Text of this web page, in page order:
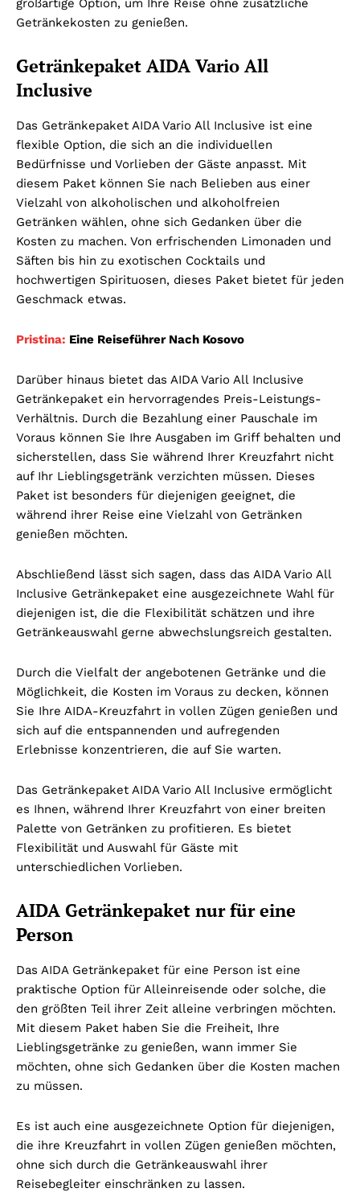
großartige Option, um Ihre Reise ohne zusätzliche
Getränkekosten zu genießen.
Getränkepaket AIDA Vario All
Inclusive
Das Getränkepaket AIDA Vario All Inclusive ist eine
flexible Option, die sich an die individuellen
Bedürfnisse und Vorlieben der Gäste anpasst. Mit
diesem Paket können Sie nach Belieben aus einer
Vielzahl von alkoholischen und alkoholfreien
Getränken wählen, ohne sich Gedanken über die
Kosten zu machen. Von erfrischenden Limonaden und
Säften bis hin zu exotischen Cocktails und
hochwertigen Spirituosen, dieses Paket bietet für jeden
Geschmack etwas.
Pristina: Eine Reiseführer Nach Kosovo
Darüber hinaus bietet das AIDA Vario All Inclusive
Getränkepaket ein hervorragendes Preis-Leistungs-
Verhältnis. Durch die Bezahlung einer Pauschale im
Voraus können Sie Ihre Ausgaben im Griff behalten und
sicherstellen, dass Sie während Ihrer Kreuzfahrt nicht
auf Ihr Lieblingsgetränk verzichten müssen. Dieses
Paket ist besonders für diejenigen geeignet, die
während ihrer Reise eine Vielzahl von Getränken
genießen möchten.
Abschließend lässt sich sagen, dass das AIDA Vario All
Inclusive Getränkepaket eine ausgezeichnete Wahl für
diejenigen ist, die die Flexibilität schätzen und ihre
Getränkeauswahl gerne abwechslungsreich gestalten.
Durch die Vielfalt der angebotenen Getränke und die
Möglichkeit, die Kosten im Voraus zu decken, können
Sie Ihre AIDA-Kreuzfahrt in vollen Zügen genießen und
sich auf die entspannenden und aufregenden
Erlebnisse konzentrieren, die auf Sie warten.
Das Getränkepaket AIDA Vario All Inclusive ermöglicht
es Ihnen, während Ihrer Kreuzfahrt von einer breiten
Palette von Getränken zu profitieren. Es bietet
Flexibilität und Auswahl für Gäste mit
unterschiedlichen Vorlieben.
AIDA Getränkepaket nur für eine
Person
Das AIDA Getränkepaket für eine Person ist eine
praktische Option für Alleinreisende oder solche, die
den größten Teil ihrer Zeit alleine verbringen möchten.
Mit diesem Paket haben Sie die Freiheit, Ihre
Lieblingsgetränke zu genießen, wann immer Sie
möchten, ohne sich Gedanken über die Kosten machen
zu müssen.
Es ist auch eine ausgezeichnete Option für diejenigen,
die ihre Kreuzfahrt in vollen Zügen genießen möchten,
ohne sich durch die Getränkeauswahl ihrer
Reisebegleiter einschränken zu lassen.